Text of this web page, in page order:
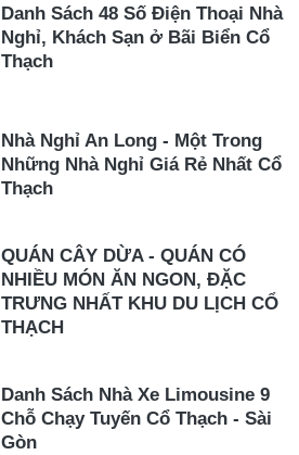
Danh Sách 48 Số Điện Thoại Nhà
Nghỉ, Khách Sạn ở Bãi Biển Cổ
Thạch
Nhà Nghỉ An Long - Một Trong
Những Nhà Nghỉ Giá Rẻ Nhất Cổ
Thạch
QUÁN CÂY DỪA - QUÁN CÓ
NHIỀU MÓN ĂN NGON, ĐẶC
TRƯNG NHẤT KHU DU LỊCH CỔ
THẠCH
Danh Sách Nhà Xe Limousine 9
Chỗ Chạy Tuyến Cổ Thạch - Sài
Gòn